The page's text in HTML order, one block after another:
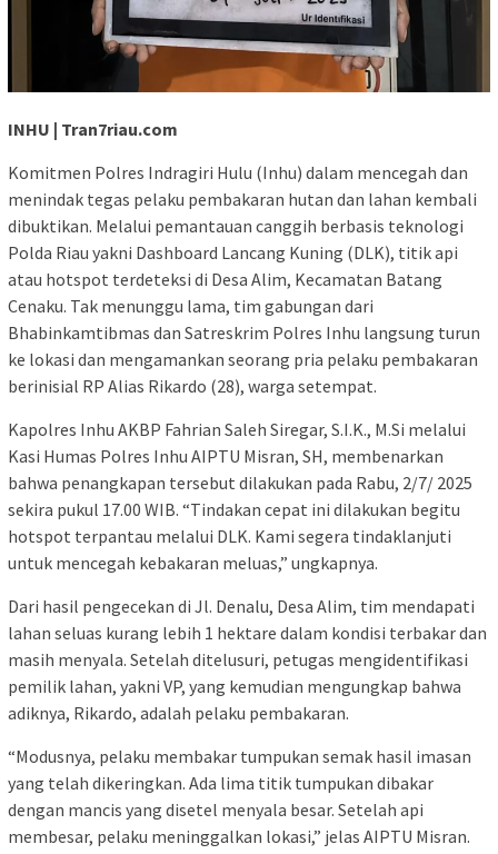
INHU | Tran7riau.com
Komitmen Polres Indragiri Hulu (Inhu) dalam mencegah dan
menindak tegas pelaku pembakaran hutan dan lahan kembali
dibuktikan. Melalui pemantauan canggih berbasis teknologi
Polda Riau yakni Dashboard Lancang Kuning (DLK), titik api
atau hotspot terdeteksi di Desa Alim, Kecamatan Batang
Cenaku. Tak menunggu lama, tim gabungan dari
Bhabinkamtibmas dan Satreskrim Polres Inhu langsung turun
ke lokasi dan mengamankan seorang pria pelaku pembakaran
berinisial RP Alias Rikardo (28), warga setempat.
Kapolres Inhu AKBP Fahrian Saleh Siregar, S.I.K., M.Si melalui
Kasi Humas Polres Inhu AIPTU Misran, SH, membenarkan
bahwa penangkapan tersebut dilakukan pada Rabu, 2/7/ 2025
sekira pukul 17.00 WIB. “Tindakan cepat ini dilakukan begitu
hotspot terpantau melalui DLK. Kami segera tindaklanjuti
untuk mencegah kebakaran meluas,” ungkapnya.
Dari hasil pengecekan di Jl. Denalu, Desa Alim, tim mendapati
lahan seluas kurang lebih 1 hektare dalam kondisi terbakar dan
masih menyala. Setelah ditelusuri, petugas mengidentifikasi
pemilik lahan, yakni VP, yang kemudian mengungkap bahwa
adiknya, Rikardo, adalah pelaku pembakaran.
“Modusnya, pelaku membakar tumpukan semak hasil imasan
yang telah dikeringkan. Ada lima titik tumpukan dibakar
dengan mancis yang disetel menyala besar. Setelah api
membesar, pelaku meninggalkan lokasi,” jelas AIPTU Misran.